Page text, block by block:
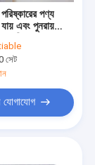
পণ্য
এবং পুনরায়
সেট